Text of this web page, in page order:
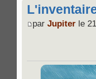
par Jupiter le